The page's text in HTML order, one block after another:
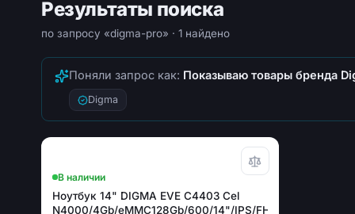
Результаты поиска
по запросу «digma-pro» · 1 найдено
Поняли запрос как: Показываю товары бренда
Digma
В наличии
Ноутбук 14" DIGMA EVE C4403 Cel
N4000/4Gb/eMMC128Gb/600/14"/IPS/FHD/W11Pro/grey/